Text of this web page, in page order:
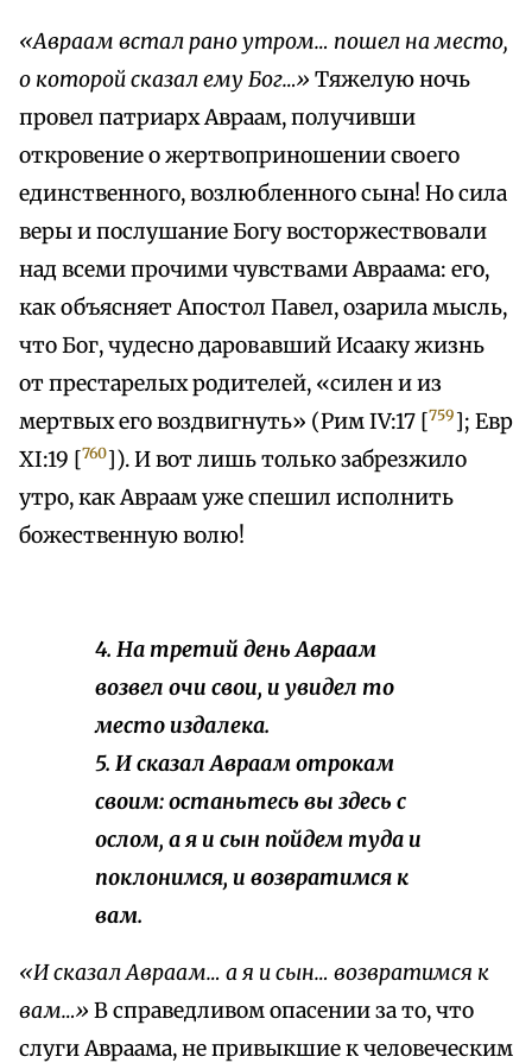
«Авраам встал рано утром… пошел на место,
о которой сказал ему Бог…» Тяжелую ночь
провел патриарх Авраам, получивши
откровение о жертвоприношении своего
единственного, возлюбленного сына! Но сила
веры и послушание Богу восторжествовали
над всеми прочими чувствами Авраама: его,
как объясняет Апостол Павел, озарила мысль,
что Бог, чудесно даровавший Исааку жизнь
от престарелых родителей, «силен и из
мертвых его воздвигнуть» (Рим IV:17 [759 ]; Евр
XI:19 [760]). И вот лишь только забрезжило
утро, как Авраам уже спешил исполнить
божественную волю!
4. На третий день Авраам
возвел очи свои, и увидел то
место издалека.
5. И сказал Авраам отрокам
своим: останьтесь вы здесь с
ослом, а я и сын пойдем туда и
поклонимся, и возвратимся к
вам.
«И сказал Авраам… а я и сын… возвратимся к
вам…» В справедливом опасении за то, что
слуги Авраама, не привыкшие к человеческим